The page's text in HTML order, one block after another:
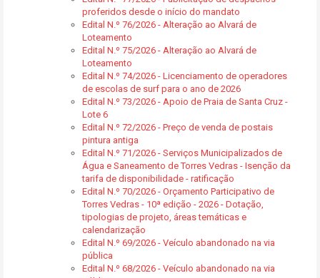
proferidos desde o início do mandato
Edital N.º 76/2026 - Alteração ao Alvará de
Loteamento
Edital N.º 75/2026 - Alteração ao Alvará de
Loteamento
Edital N.º 74/2026 - Licenciamento de operadores
de escolas de surf para o ano de 2026
Edital N.º 73/2026 - Apoio de Praia de Santa Cruz -
Lote 6
Edital N.º 72/2026 - Preço de venda de postais
pintura antiga
Edital N.º 71/2026 - Serviços Municipalizados de
Água e Saneamento de Torres Vedras - Isenção da
tarifa de disponibilidade - ratificação
Edital N.º 70/2026 - Orçamento Participativo de
Torres Vedras - 10ª edição - 2026 - Dotação,
tipologias de projeto, áreas temáticas e
calendarização
Edital N.º 69/2026 - Veículo abandonado na via
pública
Edital N.º 68/2026 - Veículo abandonado na via